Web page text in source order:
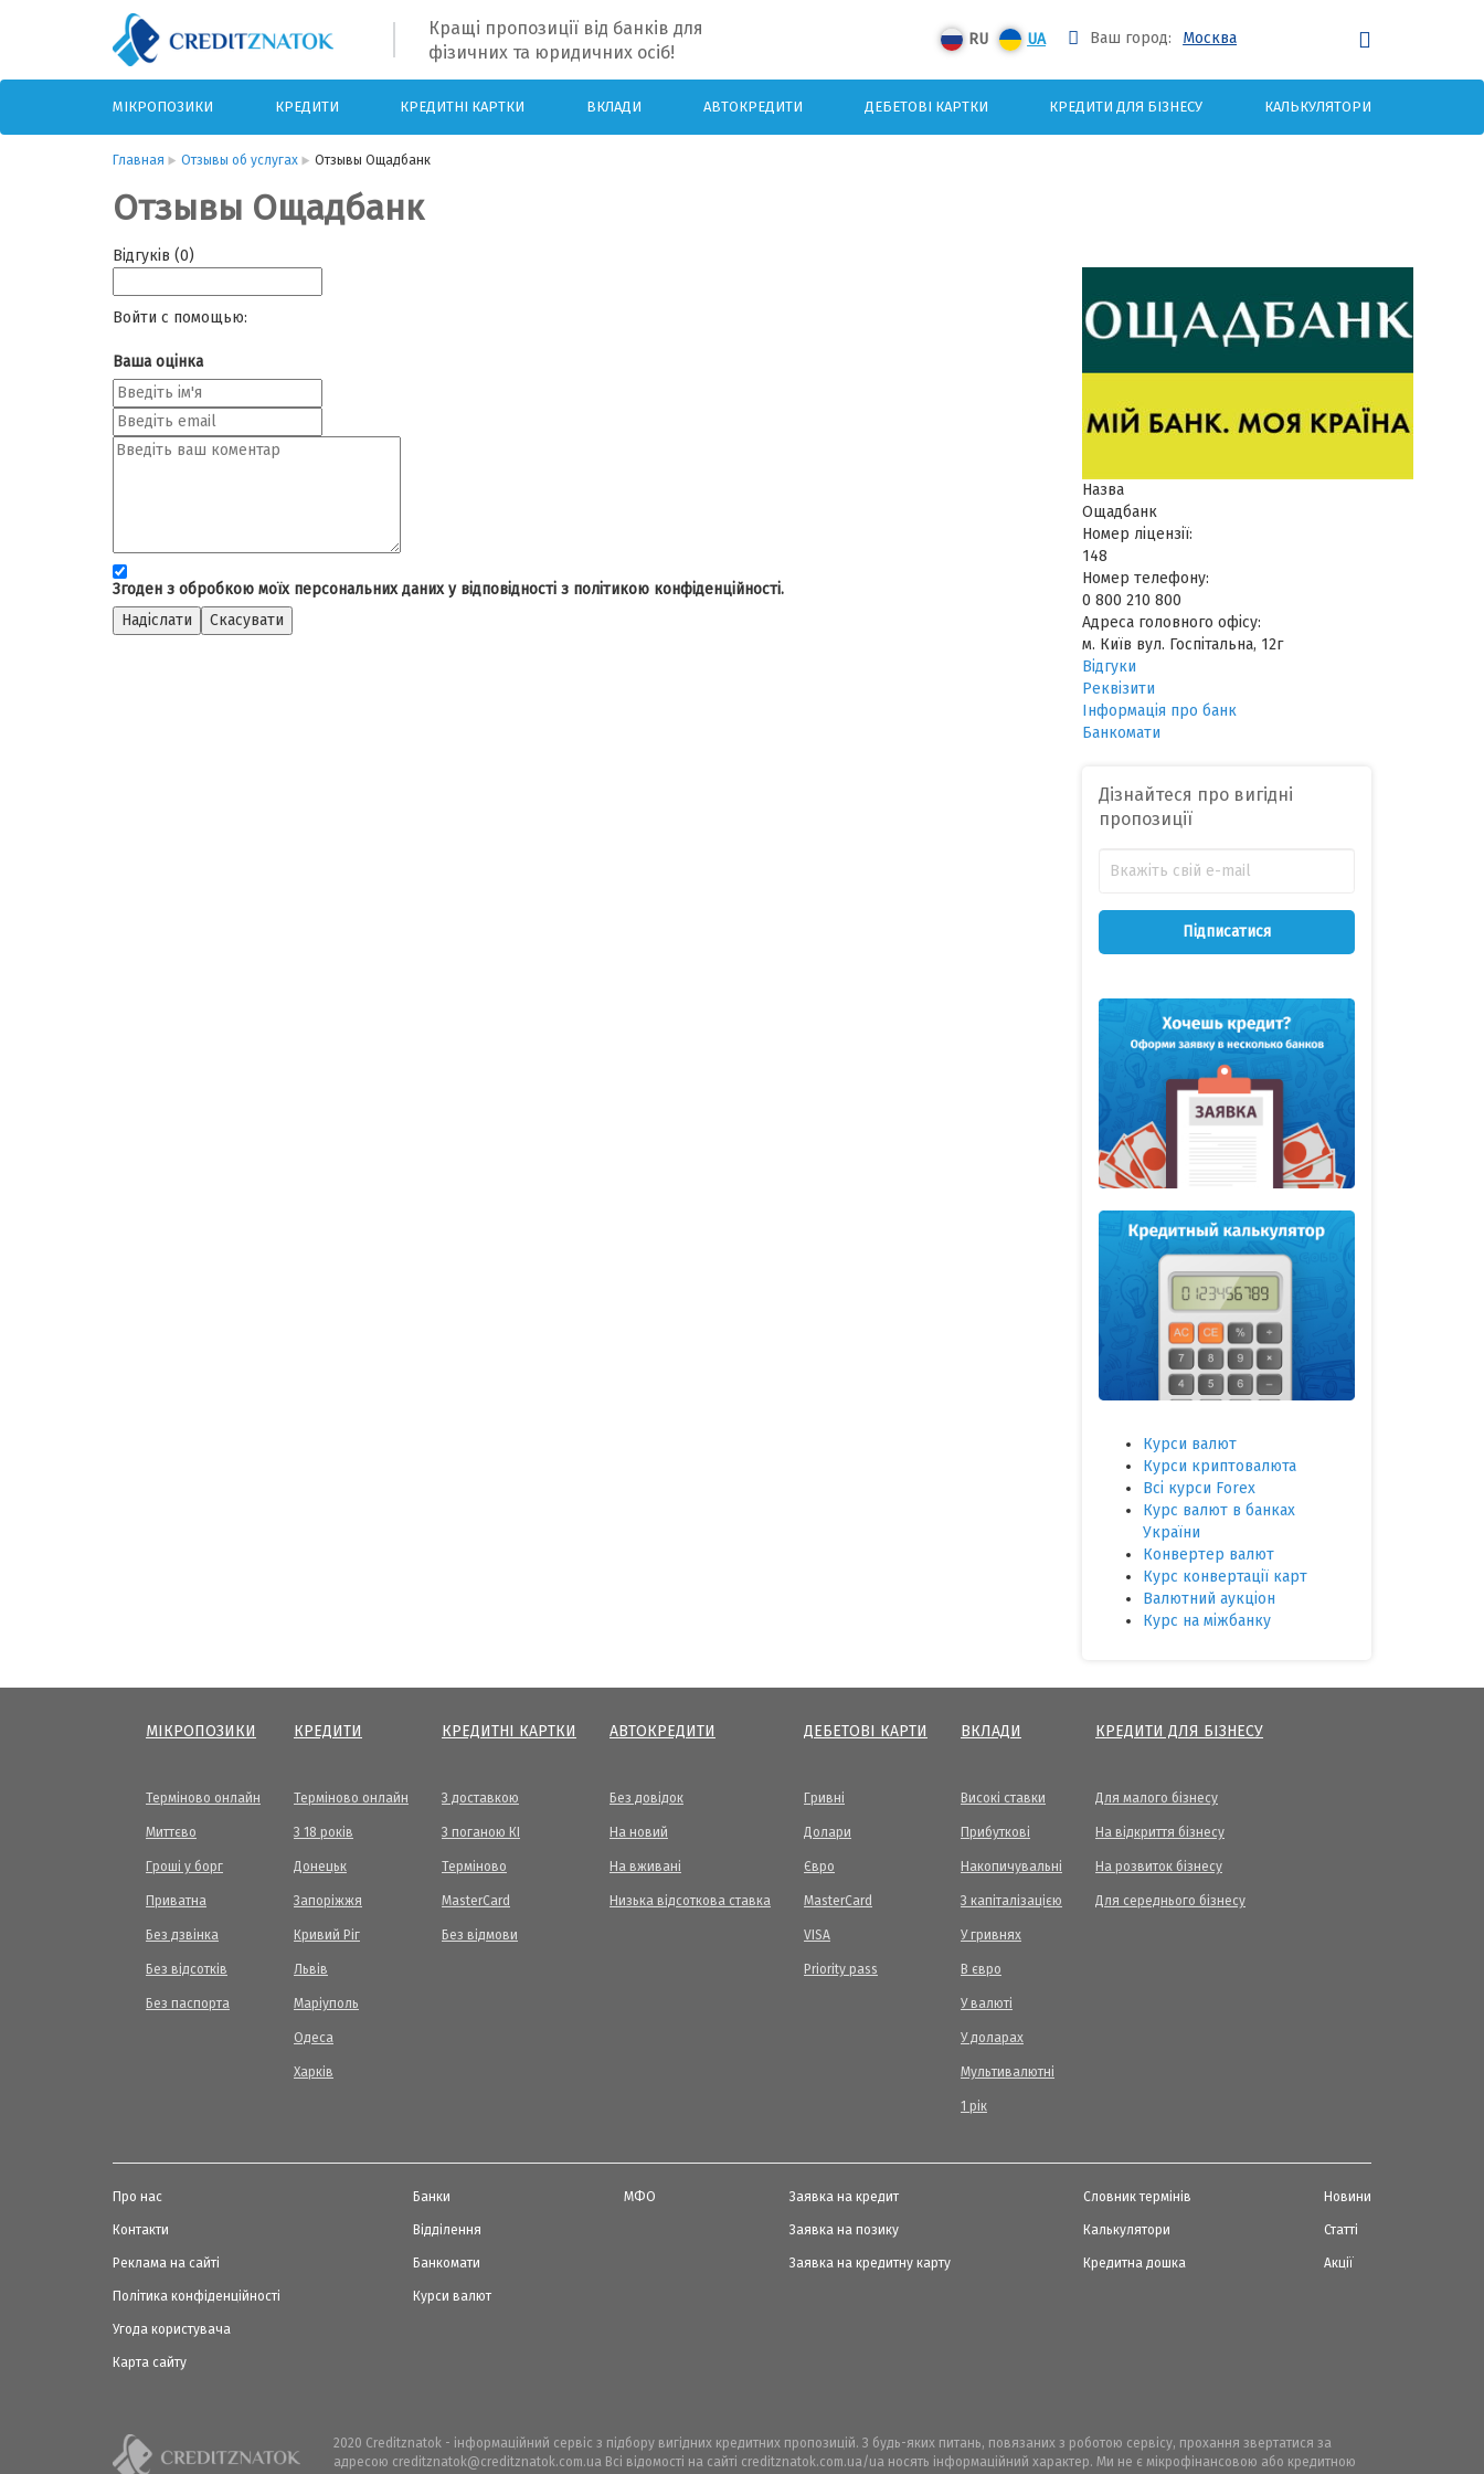
Кращі пропозиції від банків для
фізичних та юридичних осіб!
RU UA Ваш город: Москва
МІКРОПОЗИКИ КРЕДИТИ КРЕДИТНІ КАРТКИ ВКЛАДИ АВТОКРЕДИТИ ДЕБЕТОВІ КАРТКИ КРЕДИТИ ДЛЯ БІЗНЕСУ КАЛЬКУЛЯТОРИ
Главная Отзывы об услугах Отзывы Ощадбанк
Отзывы Ощадбанк
Відгуків (0)
Войти с помощью:
Ваша оцінка
Згоден з обробкою моїх персональних даних у відповідності з політикою конфіденційності.
Надіслати
Скасувати
Назва
Ощадбанк
Номер ліцензії:
148
Номер телефону:
0 800 210 800
Адреса головного офісу:
м. Київ вул. Госпітальна, 12г
Відгуки
Реквізити
Інформація про банк
Банкомати
Дізнайтеся про вигідні
пропозиції
Підписатися
Курси валют
Курси криптовалюта
Всі курси Forex
Курс валют в банках
України
Конвертер валют
Курс конвертації карт
Валютний аукціон
Курс на міжбанку
МІКРОПОЗИКИ
Терміново онлайн
Миттєво
Гроші у борг
Приватна
Без дзвінка
Без відсотків
Без паспорта
КРЕДИТИ
Терміново онлайн
З 18 років
Донецьк
Запоріжжя
Кривий Ріг
Львів
Маріуполь
Одеса
Харків
КРЕДИТНІ КАРТКИ
З доставкою
З поганою КІ
Терміново
МasterCard
Без відмови
АВТОКРЕДИТИ
Без довідок
На новий
На вживані
Низька відсоткова ставка
ДЕБЕТОВІ КАРТИ
Гривні
Долари
Євро
MasterCard
VISA
Priority pass
ВКЛАДИ
Високі ставки
Прибуткові
Накопичувальні
З капіталізацією
У гривнях
В євро
У валюті
У доларах
Мультивалютні
1 рік
КРЕДИТИ ДЛЯ БІЗНЕСУ
Для малого бізнесу
На відкриття бізнесу
На розвиток бізнесу
Для середнього бізнесу
Про нас
Контакти
Реклама на сайті
Політика конфіденційності
Угода користувача
Карта сайту
Банки
Відділення
Банкомати
Курси валют
МФО Заявка на кредит
Заявка на позику
Заявка на кредитну карту
Словник термінів
Калькулятори
Кредитна дошка
Новини
Статті
Акції
2020 Creditznatok - інформаційний сервіс з підбору вигідних кредитних пропозицій. З будь-яких питань, повязаних з роботою сервісу, прохання звертатися за
адресою creditznatok@creditznatok.com.ua Всі відомості на сайті creditznatok.com.ua/ua носять інформаційний характер. Ми не є мікрофінансовою або кредитною